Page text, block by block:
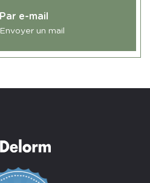
Par e-mail
Envoyer un mail